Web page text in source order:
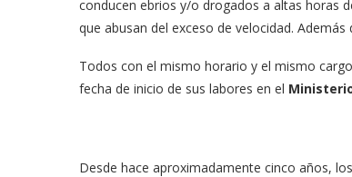
conducen ebrios y/o drogados a altas horas
que abusan del exceso de velocidad.
Todos con el mismo horario y el mismo
fecha de inicio de sus labores en el
Desde hace aproximadamente cinco años, los